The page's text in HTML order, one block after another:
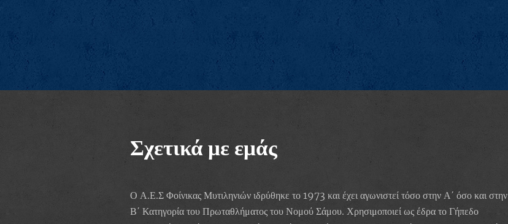
Σχετικά με εμάς
Ο Α.Ε.Σ Φοίνικας Μυτιληνιών ιδρύθηκε το 1973 και έχει αγωνιστεί τόσο στην Α΄ όσο και στην
Β΄ Κατηγορία του Πρωταθλήματος του Νομού Σάμου. Χρησιμοποιεί ως έδρα το Γήπεδο